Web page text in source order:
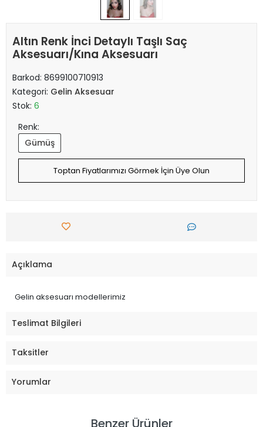
Altın Renk İnci Detaylı Taşlı Saç
Aksesuarı/Kına Aksesuarı
Barkod: 8699100710913
Kategori: Gelin Aksesuar
Stok: 6
Renk:
Gümüş
Toptan Fiyatlarımızı Görmek İçin Üye Olun
Açıklama
Gelin aksesuarı modellerimiz
Teslimat Bilgileri
Taksitler
Yorumlar
Benzer Ürünler